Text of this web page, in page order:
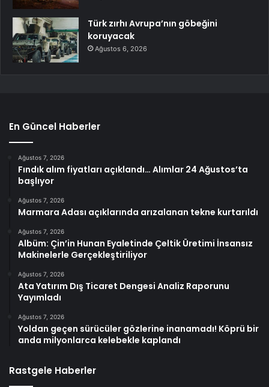
Türk zırhı Avrupa’nın göbeğini
koruyacak
Ağustos 6, 2026
En Güncel Haberler
Ağustos 7, 2026
Fındık alım fiyatları açıklandı… Alımlar 24 Ağustos’ta
başlıyor
Ağustos 7, 2026
Marmara Adası açıklarında arızalanan tekne kurtarıldı
Ağustos 7, 2026
Albüm: Çin’in Hunan Eyaletinde Çeltik Üretimi İnsansız
Makinelerle Gerçekleştiriliyor
Ağustos 7, 2026
Ata Yatırım Dış Ticaret Dengesi Analiz Raporunu
Yayımladı
Ağustos 7, 2026
Yoldan geçen sürücüler gözlerine inanamadı! Köprü bir
anda milyonlarca kelebekle kaplandı
Rastgele Haberler